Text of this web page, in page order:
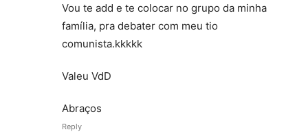
Vou te add e te colocar no grupo da minha
família, pra debater com meu tio
comunista.kkkkk
Valeu VdD
Abraços
Reply